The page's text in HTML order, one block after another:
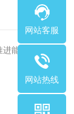
能
网站客服
网站热线